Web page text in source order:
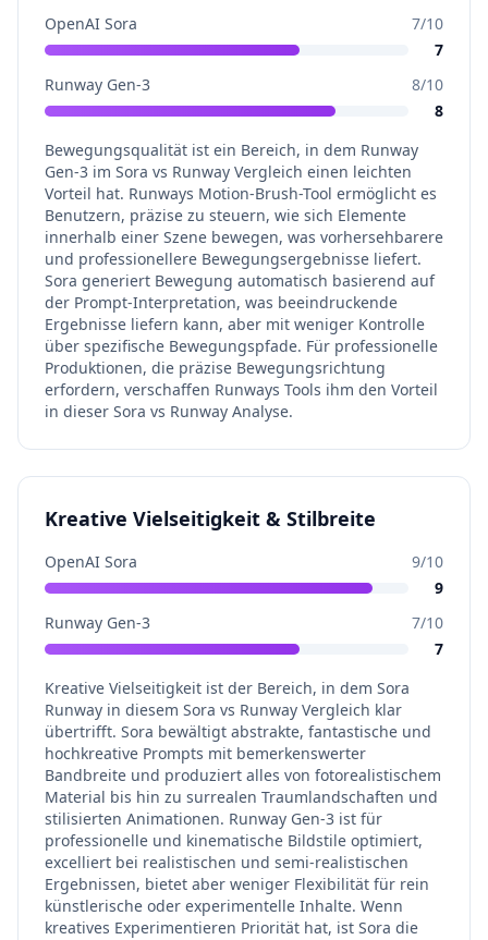
OpenAI Sora 7/10
7
Runway Gen-3
8/10
8
Bewegungsqualität ist ein Bereich, in dem Runway
Gen-3 im Sora vs Runway Vergleich einen leichten
Vorteil hat. Runways Motion-Brush-Tool ermöglicht es
Benutzern, präzise zu steuern, wie sich Elemente
innerhalb einer Szene bewegen, was vorhersehbarere
und professionellere Bewegungsergebnisse liefert.
Sora generiert Bewegung automatisch basierend auf
der Prompt-Interpretation, was beeindruckende
Ergebnisse liefern kann, aber mit weniger Kontrolle
über spezifische Bewegungspfade. Für professionelle
Produktionen, die präzise Bewegungsrichtung
erfordern, verschaffen Runways Tools ihm den Vorteil
in dieser Sora vs Runway Analyse.
Kreative Vielseitigkeit & Stilbreite
OpenAI Sora 9/10
9
Runway Gen-3
7/10
7
Kreative Vielseitigkeit ist der Bereich, in dem Sora
Runway in diesem Sora vs Runway Vergleich klar
übertrifft. Sora bewältigt abstrakte, fantastische und
hochkreative Prompts mit bemerkenswerter
Bandbreite und produziert alles von fotorealistischem
Material bis hin zu surrealen Traumlandschaften und
stilisierten Animationen. Runway Gen-3 ist für
professionelle und kinematische Bildstile optimiert,
excelliert bei realistischen und semi-realistischen
Ergebnissen, bietet aber weniger Flexibilität für rein
künstlerische oder experimentelle Inhalte. Wenn
kreatives Experimentieren Priorität hat, ist Sora die